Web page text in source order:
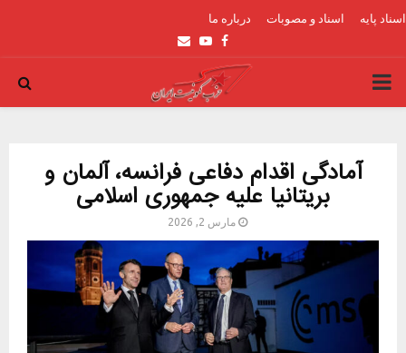
اسناد پایه اسناد و مصوبات درباره ما
Facebook
Youtube
Email
PRIMARY
آمادگی اقدام دفاعی فرانسه، آلمان و
بریتانیا علیه جمهوری اسلامی
مارس 2, 2026